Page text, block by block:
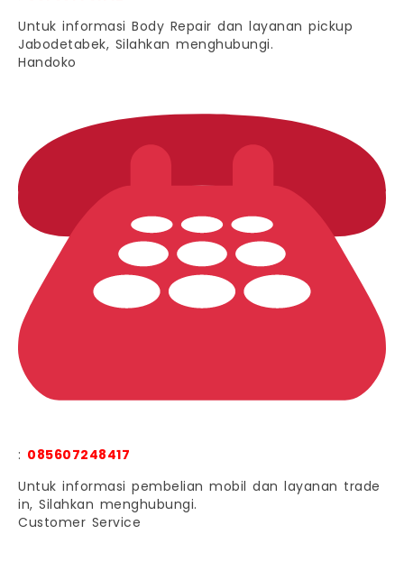
Untuk informasi Body Repair dan layanan pickup
Jabodetabek, Silahkan menghubungi.
Handoko
: 085607248417
Untuk informasi pembelian mobil dan layanan trade
in, Silahkan menghubungi.
Customer Service